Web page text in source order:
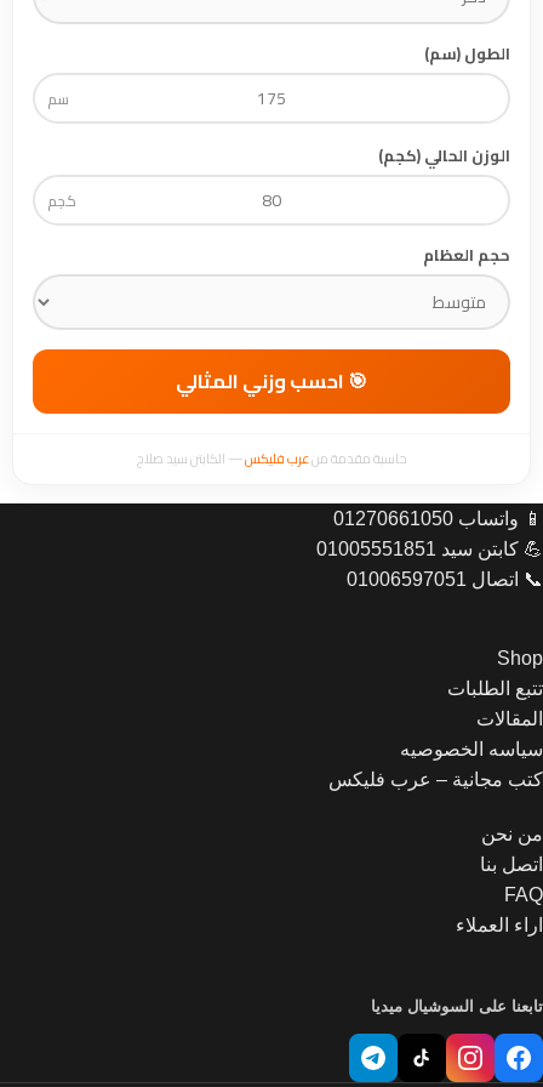
الطول (سم)
سم
الوزن الحالي (كجم)
كجم
حجم العظام
🎯 احسب وزني المثالي
حاسبة مقدمة منعرب فليكس— الكابتن سيد صلاح
📱 واتساب 01270661050
💪 كابتن سيد 01005551851
📞 اتصال 01006597051
Shop
تتبع الطلبات
المقالات
سياسه الخصوصيه
كتب مجانية – عرب فليكس
من نحن
اتصل بنا
FAQ
اراء العملاء
تابعنا على السوشيال ميديا